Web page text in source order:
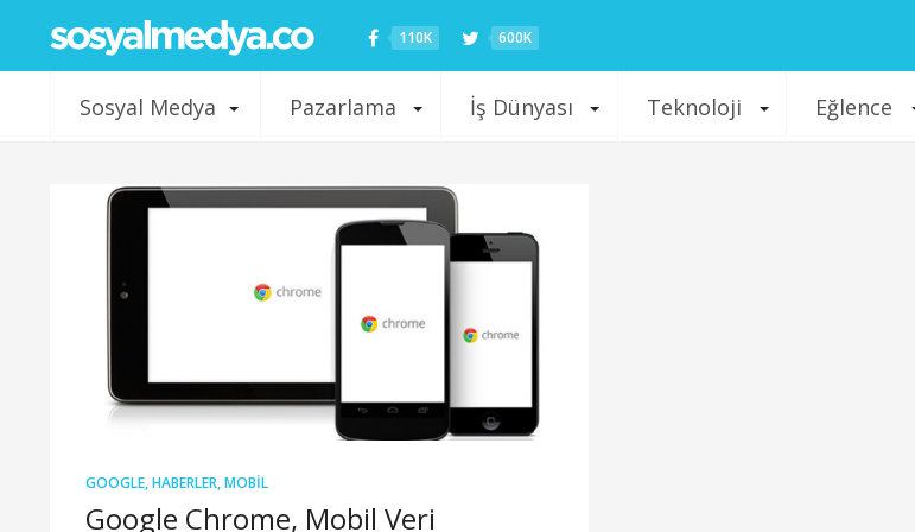
110K 600K
Sosyal Medya Pazarlama İş Dünyası Teknoloji Eğlence
GOOGLE,HABERLER,MOBIL
Google Chrome, Mobil Veri